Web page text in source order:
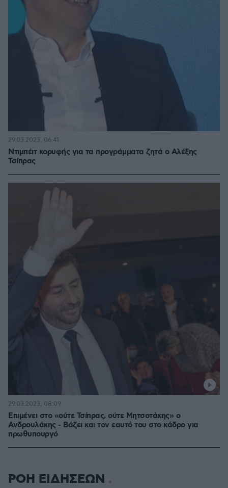
Ντιμπέιτ κορυφής για τα προγράμματα ζητά ο Αλέξης
Τσίπρας
29.03.2023, 06:41
Επιμένει στο «ούτε Τσίπρας, ούτε Μητσοτάκης» ο
Ανδρουλάκης - Βάζει και τον εαυτό του στο κάδρο για
πρωθυπουργό
29.03.2023, 08:09
ΡΟΗ ΕΙΔΗΣΕΩΝ